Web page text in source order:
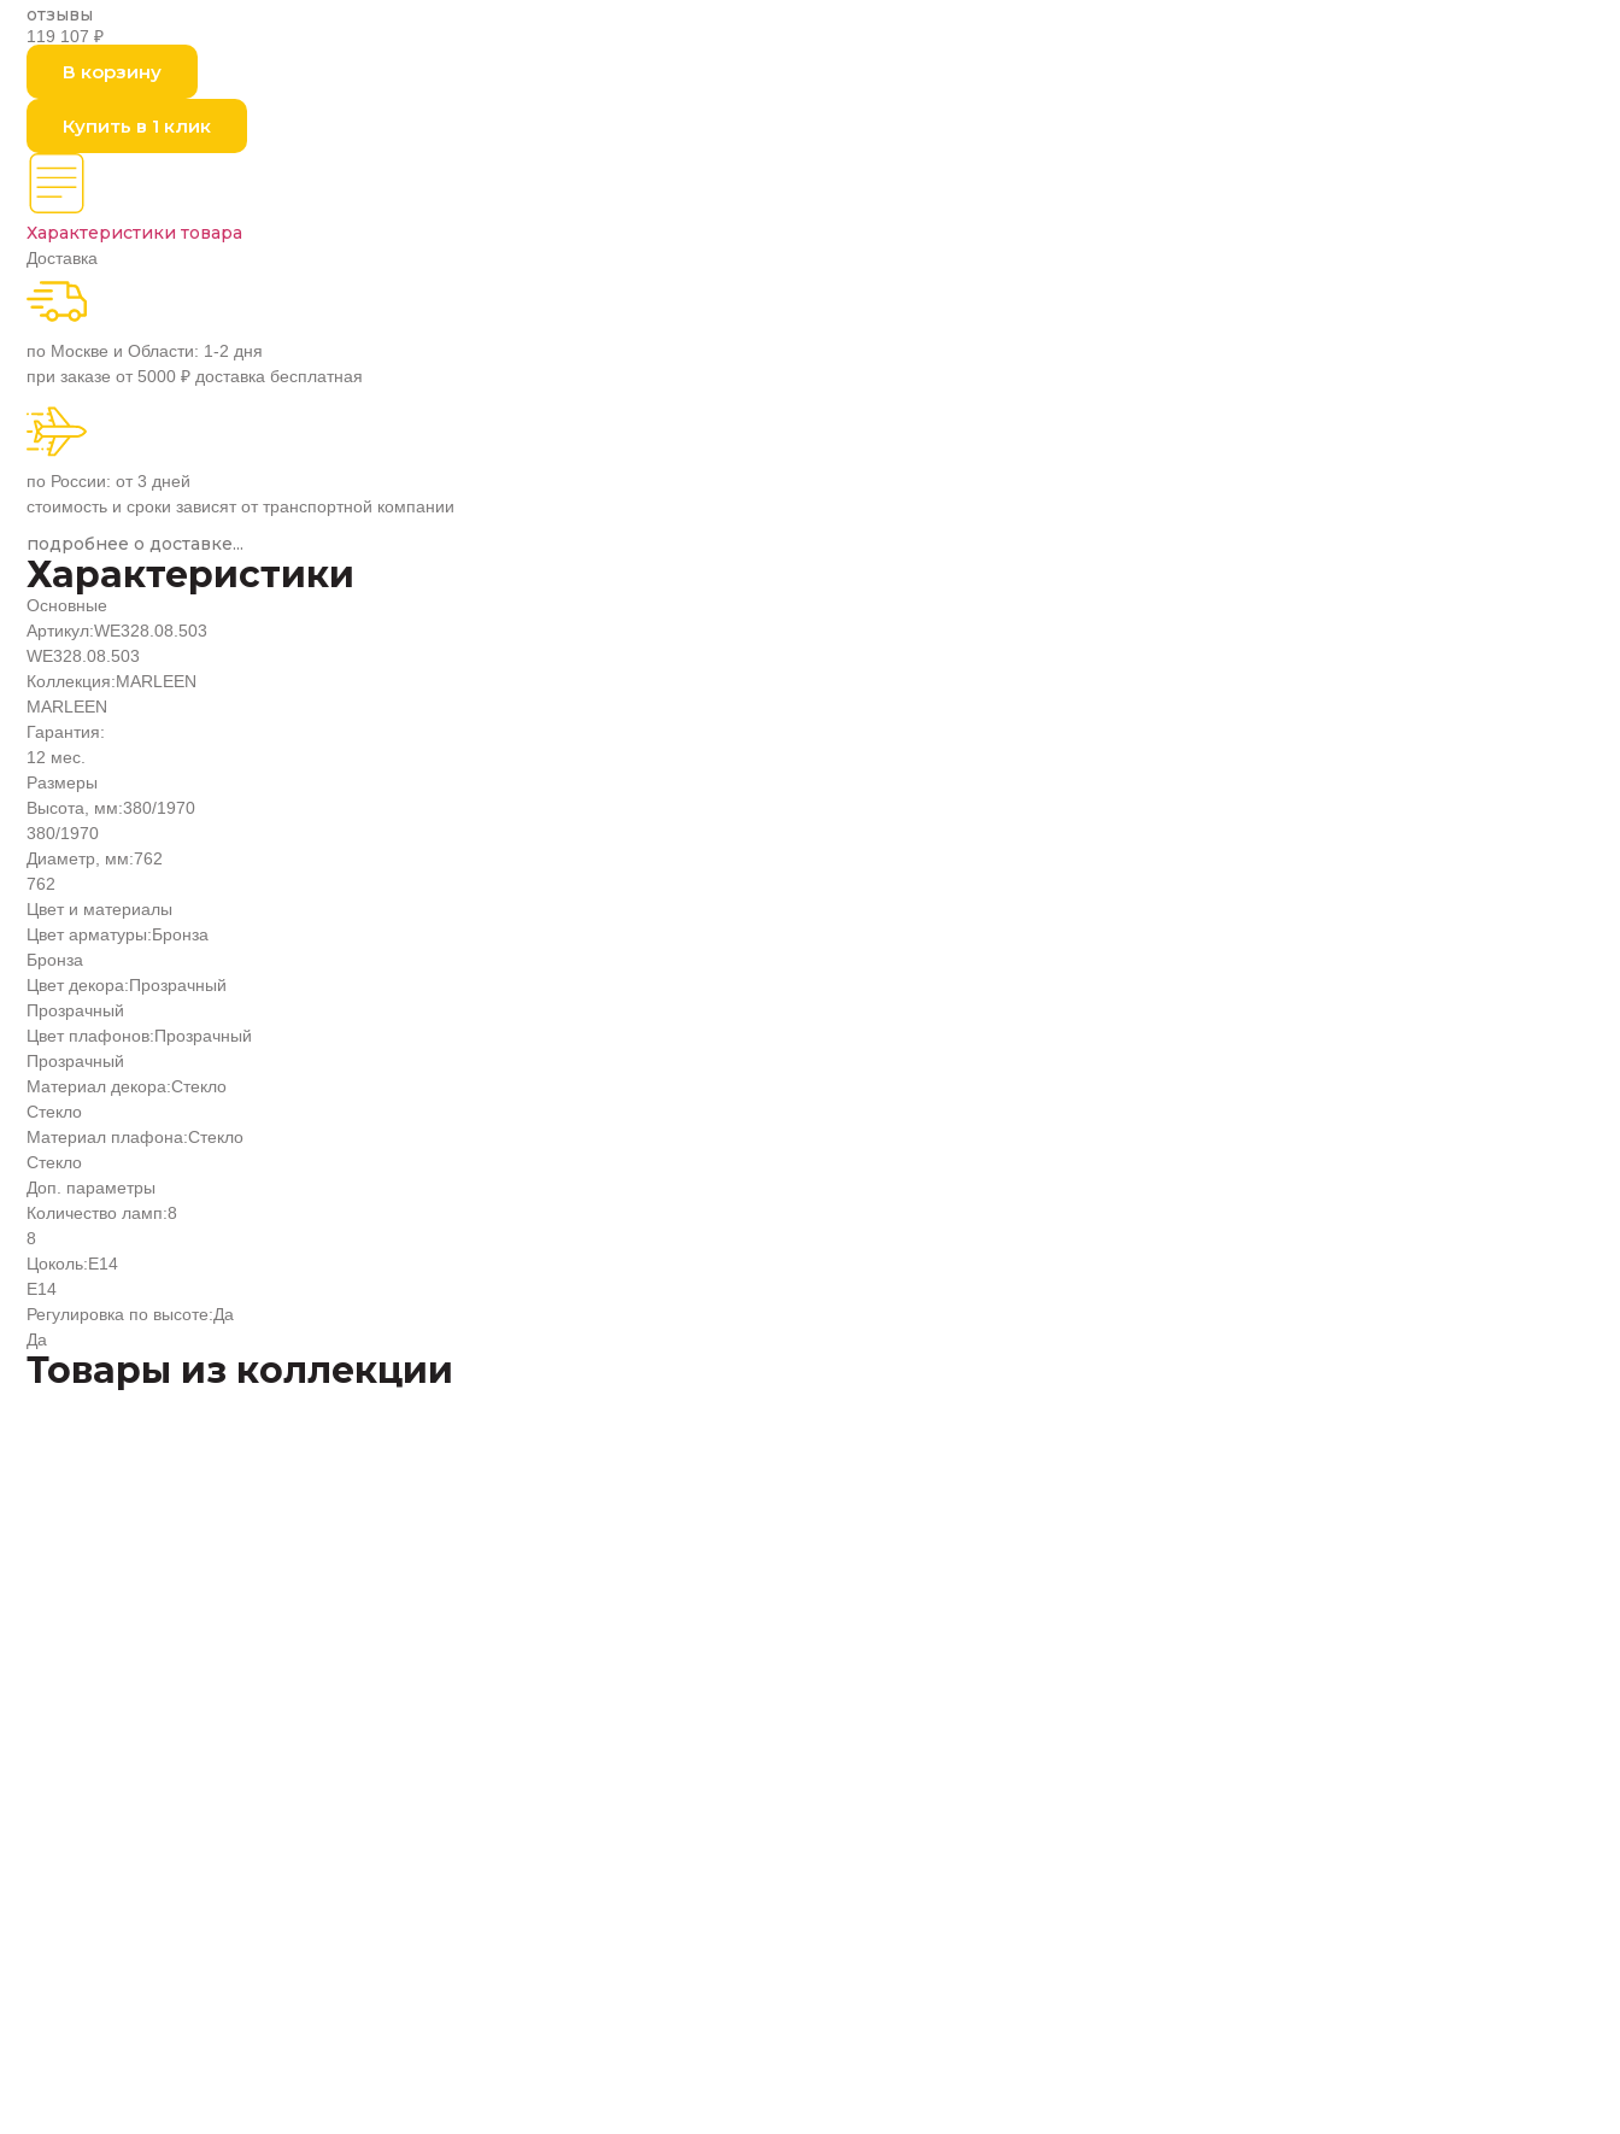
отзывы
119 107 ₽
В корзину
Купить в 1 клик
Характеристики товара
Доставка
по Москве и Области: 1-2 дня
при заказе от 5000 ₽ доставка бесплатная
по России: от 3 дней
стоимость и сроки зависят от транспортной компании
подробнее о доставке...
Характеристики
Основные
Артикул:WE328.08.503
WE328.08.503
Коллекция:MARLEEN
MARLEEN
Гарантия:
12 мес.
Размеры
Высота, мм:380/1970
380/1970
Диаметр, мм:762
762
Цвет и материалы
Цвет арматуры:Бронза
Бронза
Цвет декора:Прозрачный
Прозрачный
Цвет плафонов:Прозрачный
Прозрачный
Материал декора:Стекло
Стекло
Материал плафона:Стекло
Стекло
Доп. параметры
Количество ламп:8
8
Цоколь:Е14
Е14
Регулировка по высоте:Да
Да
Товары из коллекции